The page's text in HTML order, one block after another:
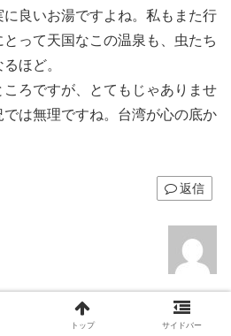
良いお湯ですよね。私もまた行
って天国なこの温泉も、虫たち
ほど。
ろですが、とてもじゃありませ
は無理ですね。台湾が心の底か
返信
お出かけになったことはブログ
トップ サイドバー